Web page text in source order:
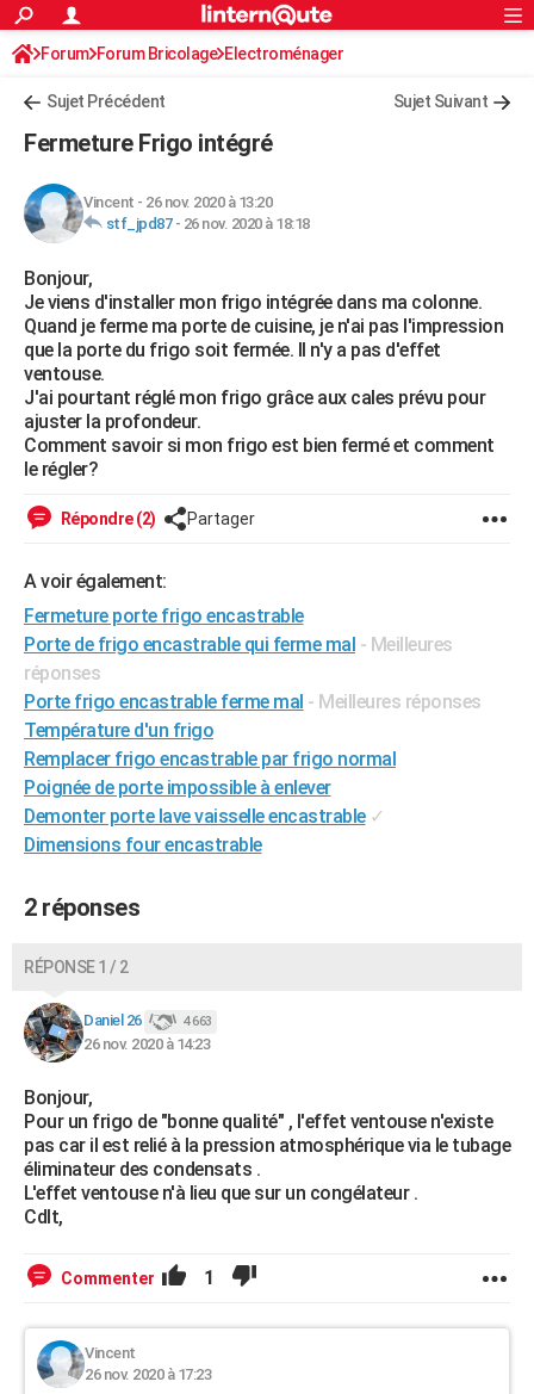
ACTUALITÉS
Politique
Société
Faits Divers
Education
Monde
Villes
+
Retraite
Impôts
Epargne
Immobilier
Risques naturels par ville
Banque
Assurance
Crédit
AUTO
HIGH-TECH
Mobiles
Meilleur smartphone
Internet
Ordinateurs
Jeux vidéo
Guide high-tech
+BRICOLAGE
Forum
Aménagement intérieur
Extérieur
Cuisine
Salle de bains
Jardinage
Rangement
WEEK-END
Guides de France
Escapades
Patrimoine
Expositions
Musées
Week-end nature
LIFESTYLE
Art de vivre
Bien-être
Loisirs
ModeModes de vie
SANTE
Alimentation
Guide de la santé
Maladies
Médicaments
Sommeil
VOYAGE
GUIDES D'ACHAT
BONS PLANS
CARTE DE VOEUX
Carte de Noël
Carte Bonne année
Carte Saint-Valentin
Carte Pâques
Carte d'anniversaire
DICTIONNAIRE
Dictionnaire
Biographies
Citations
Expressions
Proverbes
PROGRAMME TV
COPAINS D'AVANT
S'inscrire
Se connecter
Lycées
Collèges
Primaires
Universités
Entreprises
Service militaire
Avis de recherche
AVIS DE DÉCÈS
S'inscrire
Connexion
Forum Forum Bricolage Electroménager
Sujet Précédent Sujet Suivant
Fermeture Frigo intégré
Vincent - 26 nov. 2020 à 13:20
stf_jpd87- 26 nov. 2020 à 18:18
Bonjour,
Je viens d'installer mon frigo intégrée dans ma colonne.
Quand je ferme ma porte de cuisine, je n'ai pas l'impression
que la porte du frigo soit fermée. Il n'y a pas d'effet
ventouse.
J'ai pourtant réglé mon frigo grâce aux cales prévu pour
ajuster la profondeur.
Comment savoir si mon frigo est bien fermé et comment
le régler?
Répondre (2) Partager
A voir également:
Fermeture porte frigo encastrable
Porte de frigo encastrable qui ferme mal - Meilleures
réponses
Porte frigo encastrable ferme mal - Meilleures réponses
Température d'un frigo
Remplacer frigo encastrable par frigo normal
Poignée de porte impossible à enlever
Demonter porte lave vaisselle encastrable ✓
Dimensions four encastrable
2 réponses
RÉPONSE 1 / 2
Daniel 26 4 663
26 nov. 2020 à 14:23
Bonjour,
Pour un frigo de "bonne qualité" , l'effet ventouse n'existe
pas car il est relié à la pression atmosphérique via le tubage
éliminateur des condensats .
L'effet ventouse n'à lieu que sur un congélateur .
Cdlt,
Commenter 1
Vincent
26 nov. 2020 à 17:23